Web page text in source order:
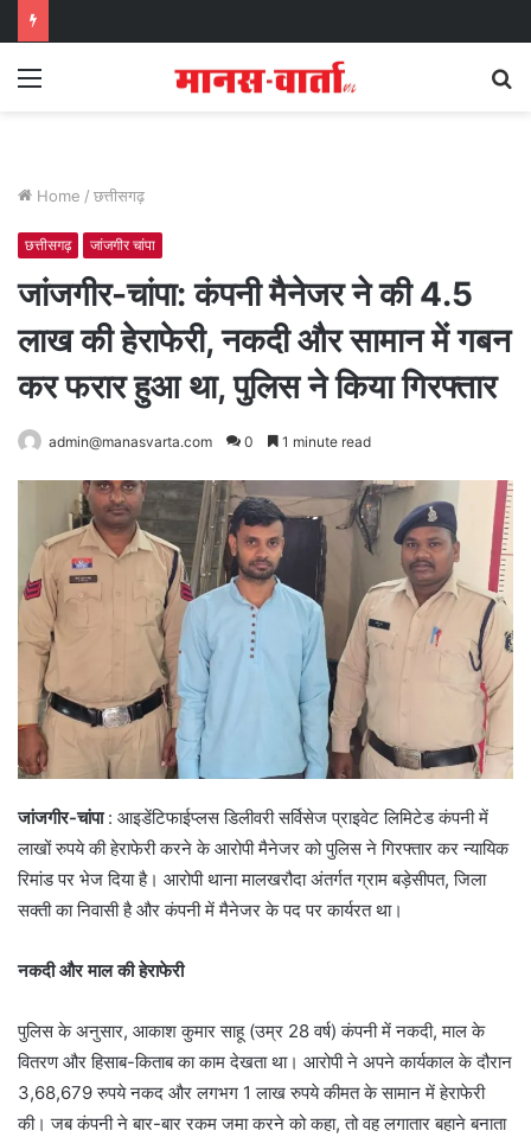
Menu
Home / छत्तीसगढ़
छत्तीसगढ़ जांजगीर चांपा
जांजगीर-चांपा: कंपनी मैनेजर ने की 4.5
लाख की हेराफेरी, नकदी और सामान में गबन
कर फरार हुआ था, पुलिस ने किया गिरफ्तार
admin@manasvarta.com 0 1 minute read
जांजगीर-चांपा: आइडेंटिफाईप्लस डिलीवरी सर्विसेज प्राइवेट लिमिटेड कंपनी में
लाखों रुपये की हेराफेरी करने के आरोपी मैनेजर को पुलिस ने गिरफ्तार कर न्यायिक
रिमांड पर भेज दिया है। आरोपी थाना मालखरौदा अंतर्गत ग्राम बड़ेसीपत, जिला
सक्ती का निवासी है और कंपनी में मैनेजर के पद पर कार्यरत था।
नकदी और माल की हेराफेरी
पुलिस के अनुसार, आकाश कुमार साहू (उम्र 28 वर्ष) कंपनी में नकदी, माल के
वितरण और हिसाब-किताब का काम देखता था। आरोपी ने अपने कार्यकाल के दौरान
3,68,679 रुपये नकद और लगभग 1 लाख रुपये कीमत के सामान में हेराफेरी
की। जब कंपनी ने बार-बार रकम जमा करने को कहा, तो वह लगातार बहाने बनाता